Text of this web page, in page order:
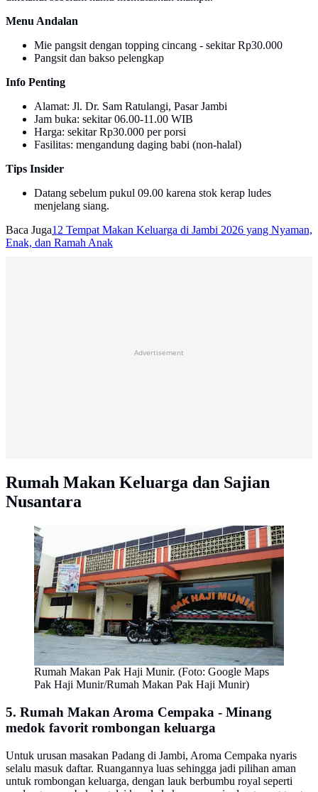
Menu Andalan
Mie pangsit dengan topping cincang - sekitar Rp30.000
Pangsit dan bakso pelengkap
Info Penting
Alamat: Jl. Dr. Sam Ratulangi, Pasar Jambi
Jam buka: sekitar 06.00-11.00 WIB
Harga: sekitar Rp30.000 per porsi
Fasilitas: mengandung daging babi (non-halal)
Tips Insider
Datang sebelum pukul 09.00 karena stok kerap ludes
menjelang siang.
Baca Juga12 Tempat Makan Keluarga di Jambi 2026 yang Nyaman,
Enak, dan Ramah Anak
Advertisement
Rumah Makan Keluarga dan Sajian
Nusantara
Rumah Makan Pak Haji Munir. (Foto: Google Maps
Pak Haji Munir/Rumah Makan Pak Haji Munir)
5. Rumah Makan Aroma Cempaka - Minang
medok favorit rombongan keluarga
Untuk urusan masakan Padang di Jambi, Aroma Cempaka nyaris
selalu masuk daftar. Ruangannya luas sehingga jadi pilihan aman
untuk rombongan keluarga, dengan lauk berbumbu royal seperti